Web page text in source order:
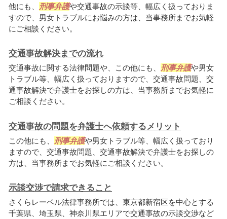
他にも、 刑事弁護や交通事故の示談等、幅広く扱っておりま
すので、男女トラブルにお悩みの方は、当事務所までお気軽
にご相談ください。
交通事故解決までの流れ
交通事故に関する法律問題や、この他にも、 刑事弁護や男女
トラブル等、幅広く扱っておりますので、交通事故問題、交
通事故解決で弁護士をお探しの方は、当事務所までお気軽に
ご相談ください。
交通事故の問題を弁護士へ依頼するメリット
この他にも、 刑事弁護や男女トラブル等、幅広く扱っており
ますので、交通事故問題、交通事故解決で弁護士をお探しの
方は、当事務所までお気軽にご相談ください。
示談交渉で請求できること
さくらレーベル法律事務所では、東京都新宿区を中心とする
千葉県、埼玉県、神奈川県エリアで交通事故の示談交渉など